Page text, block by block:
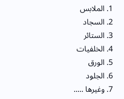
الملابس
السجاد
الستائر
الخلفيات
الورق
الجلود
وغيرها .....